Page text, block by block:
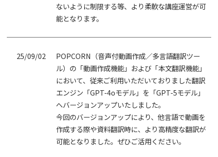
ないように制限する等、より柔軟な講座運営が可
能となります。
25/09/02
POPCORN（音声付動画作成／多言語翻訳ツー
ル）の「動画作成機能」および「本文翻訳機能」
において、従来ご利用いただいておりました翻訳
エンジン「GPT-4oモデル」を「GPT-5モデル」
へバージョンアップいたしました。
今回のバージョンアップにより、他言語で動画を
作成する際や資料翻訳時に、より高精度な翻訳が
可能となりました。ぜひご活用ください。